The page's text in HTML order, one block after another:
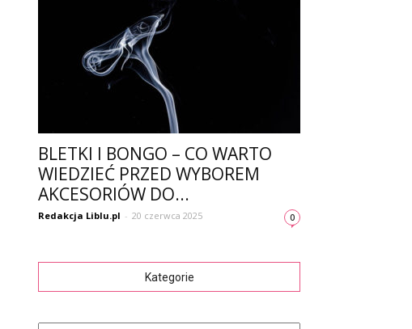
BLETKI I BONGO – CO WARTO
WIEDZIEĆ PRZED WYBOREM
AKCESORIÓW DO...
Redakcja Liblu.pl - 20 czerwca 2025 0
Kategorie
Kategorie